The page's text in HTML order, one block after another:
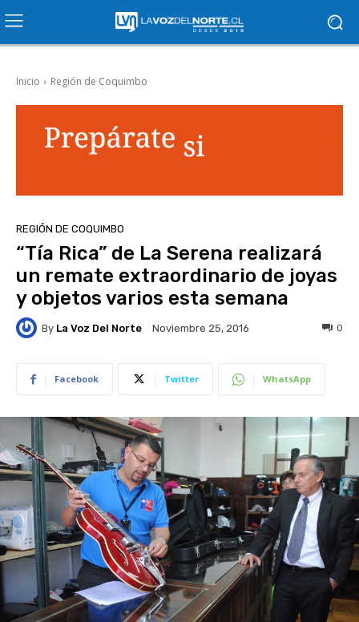
Inicio Región de Coquimbo
REGIÓN DE COQUIMBO
“Tía Rica” de La Serena realizará
un remate extraordinario de joyas
y objetos varios esta semana
By La Voz Del Norte Noviembre 25, 2016 0
Facebook Twitter WhatsApp